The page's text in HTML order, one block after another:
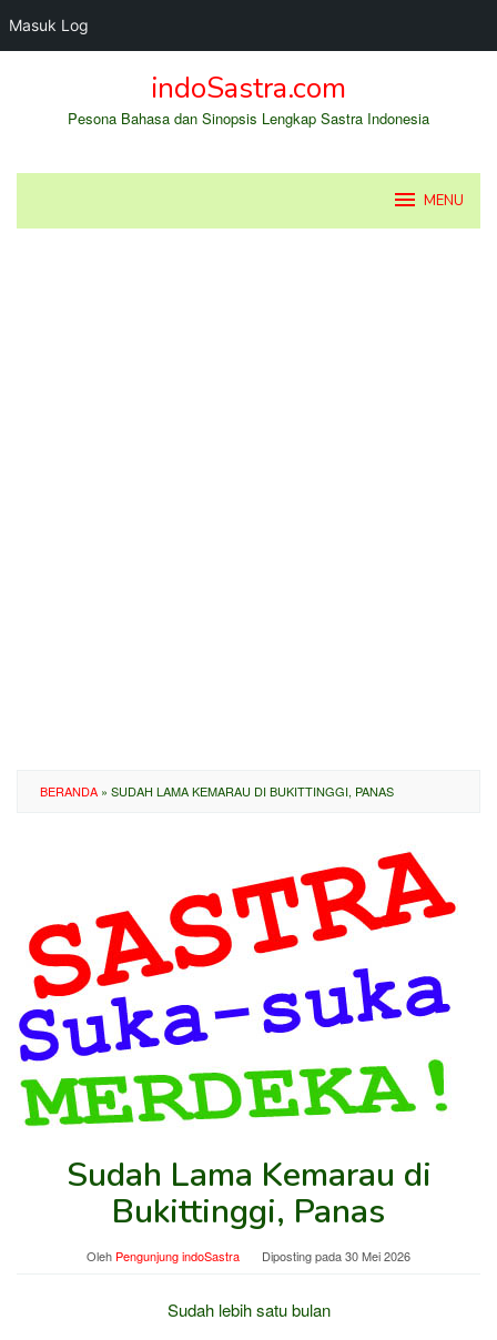
Masuk Log
indoSastra.com
Pesona Bahasa dan Sinopsis Lengkap Sastra Indonesia
MENU
BERANDA » SUDAH LAMA KEMARAU DI BUKITTINGGI, PANAS
Sudah Lama Kemarau di
Bukittinggi, Panas
Oleh Pengunjung indoSastra Diposting pada30 Mei 2026
Sudah lebih satu bulan